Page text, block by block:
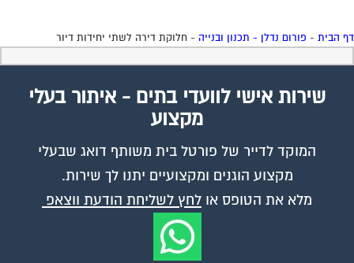
הבית- פורום נדלן - תכנון ובנייה- חלוקת דירה לשתי יחידות דיור
שירות אישי לוועדי בתים - איתור בעלי
מקצוע
המוקד לדייר של פורטל בית משותף דואג שבעלי
מקצוע הוגנים ומקצועיים יתנו לך שירות.
מלא את הטופס אולחץ לשליחת הודעת ווצאפ